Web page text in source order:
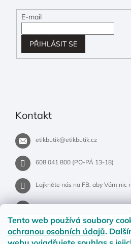
Tento web používá soubory
ochranou osobních údajů.
E-mail
PŘIHLÁSIT SE
Kontakt
etikbutik@etikbutik.cz
608 041 800 (PO-PÁ 13-18)
Lajkněte nás na FB, aby Vám nic